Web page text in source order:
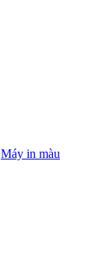
Máy in màu